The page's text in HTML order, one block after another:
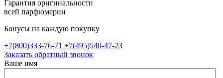
Гарантия оригинальности
всей парфюмерии
Бонусы на каждую покупку
+7(800)333-76-71 +7(495)540-47-23
Заказать обратный звонок
Ваше имя